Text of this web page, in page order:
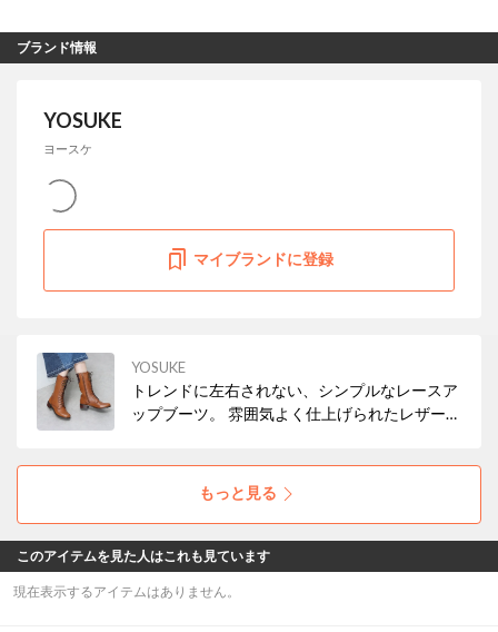
ブランド情報
YOSUKE
ヨースケ
マイブランドに登録
YOSUKE
トレンドに左右されない、シンプルなレースア
ップブーツ。 雰囲気よく仕上げられたレザーも
する一足なこと間違いなし♪
もっと見る
このアイテムを見た人はこれも見ています
現在表示するアイテムはありません。